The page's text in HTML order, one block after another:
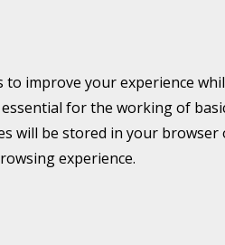
to improve your experience
for the working of
will be stored in your
experience.